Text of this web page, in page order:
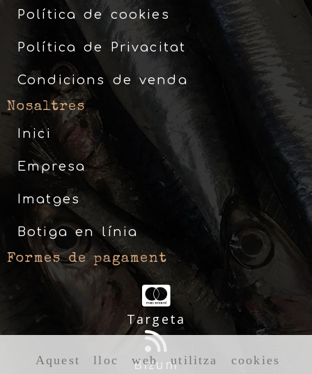
Aquest lloc web utilitza cookies
Política de cookies
Política de Privacitat
Condicions de venda
Nosaltres
Inici
Empresa
Imatges
Botiga en línia
Formes de pagament
Targeta
Bizum